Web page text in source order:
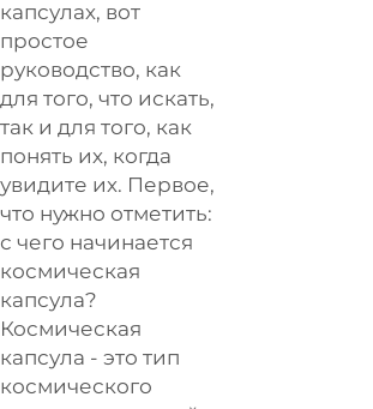
капсулах, вот
простое
руководство, как
для того, что искать,
так и для того, как
понять их, когда
увидите их. Первое,
что нужно отметить:
с чего начинается
космическая
капсула?
Космическая
капсула - это тип
космического